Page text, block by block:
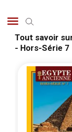
Tout savoir
- Hors-Série 7
images